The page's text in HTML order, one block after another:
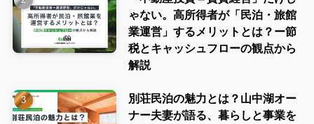
ゃない。高所得者が「民泊・旅館
業運営」するメリットとは？ー節
税とキャッシュフローの観点から
解説
別荘民泊の魅力とは？山中湖オー
ナー夫妻が語る、暮らしと事業を